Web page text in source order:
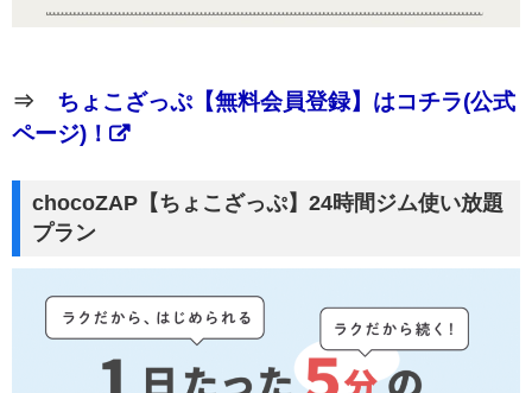
⇒ ちょこざっぷ【無料会員登録】はコチラ(公式
ページ)！
chocoZAP【ちょこざっぷ】24時間ジム使い放題
プラン